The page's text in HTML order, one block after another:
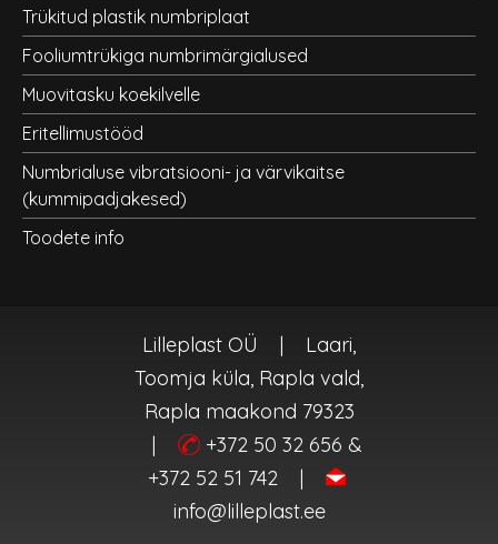
Trükitud plastik numbriplaat
Fooliumtrükiga numbrimärgialused
Muovitasku koekilvelle
Eritellimustööd
Numbrialuse vibratsiooni- ja värvikaitse
(kummipadjakesed)
Toodete info
Lilleplast OÜ |
Laari,
Toomja küla, Rapla vald,
Rapla maakond 79323
|
+372 50 32 656 &
+372 52 51 742
|
info@lilleplast.ee